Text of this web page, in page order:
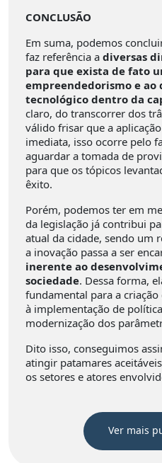
CONCLUSÃO
Em suma, podemos
faz referência a diversas
para que exista de fato
empreendedorismo e
tecnológico dentro da
claro, do transcorrer dos
válido frisar que a
imediata, isso ocorre pelo
aguardar a tomada de
para que os tópicos
êxito.
Porém, podemos ter em
da legislação já contribui
atual da cidade, sendo um
a inovação passa a ser
inerente ao
sociedade. Dessa forma,
fundamental para a
à implementação de
modernização dos
Dito isso, conseguimos
atingir patamares
os setores e atores
Ver mais